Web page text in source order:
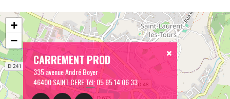
CARREMENT PROD
335 avenue André Boyer
46400 SAINT CERETél:05 65 14 06 33
+
−